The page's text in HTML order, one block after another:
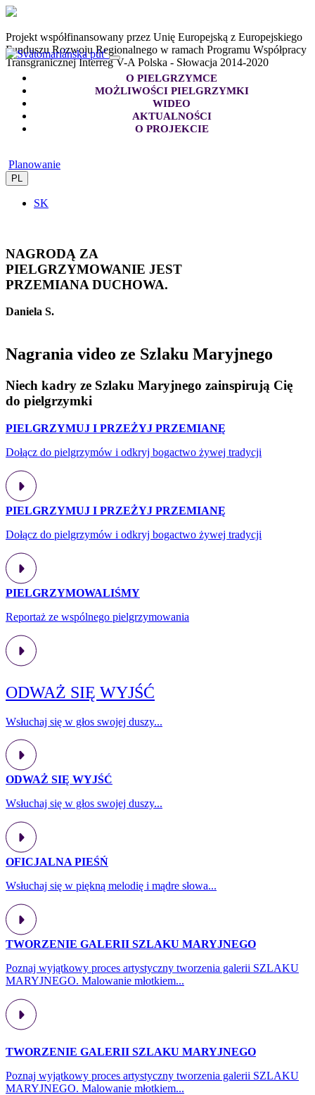
Projekt współfinansowany przez Unię Europejską z Europejskiego
Funduszu Rozwoju Regionalnego w ramach Programu Współpracy
Transgranicznej Interreg V-A Polska - Słowacja 2014-2020
O PIELGRZYMCE
MOŻLIWOŚCI PIELGRZYMKI
WIDEO
AKTUALNOŚCI
O PROJEKCIE
Planowanie
PL
SK
NAGRODĄ ZA
PIELGRZYMOWANIE JEST
PRZEMIANA DUCHOWA.
Daniela S.
Nagrania video ze Szlaku Maryjnego
Niech kadry ze Szlaku Maryjnego zainspirują Cię
do pielgrzymki
PIELGRZYMUJ I PRZEŻYJ PRZEMIANĘ
Dołącz do pielgrzymów i odkryj bogactwo żywej tradycji
PIELGRZYMUJ I PRZEŻYJ PRZEMIANĘ
Dołącz do pielgrzymów i odkryj bogactwo żywej tradycji
PIELGRZYMOWALIŚMY
Reportaż ze wspólnego pielgrzymowania
ODWAŻ SIĘ WYJŚĆ
Wsłuchaj się w głos swojej duszy...
ODWAŻ SIĘ WYJŚĆ
Wsłuchaj się w głos swojej duszy...
OFICJALNA PIEŚŃ
Wsłuchaj się w piękną melodię i mądre słowa...
TWORZENIE GALERII SZLAKU MARYJNEGO
Poznaj wyjątkowy proces artystyczny tworzenia galerii SZLAKU
MARYJNEGO. Malowanie młotkiem...
TWORZENIE GALERII SZLAKU MARYJNEGO
Poznaj wyjątkowy proces artystyczny tworzenia galerii SZLAKU
MARYJNEGO. Malowanie młotkiem...